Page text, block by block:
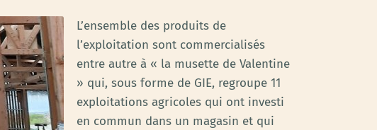
L’ensemble des produits de
l’exploitation sont commercialisés
entre autre à « la musette de Valentine
» qui, sous forme de GIE, regroupe 11
exploitations agricoles qui ont investi
en commun dans un magasin et qui